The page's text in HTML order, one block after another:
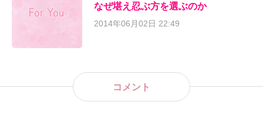
なぜ堪え忍ぶ方を選ぶのか
2014年06月02日 22:49
コメント